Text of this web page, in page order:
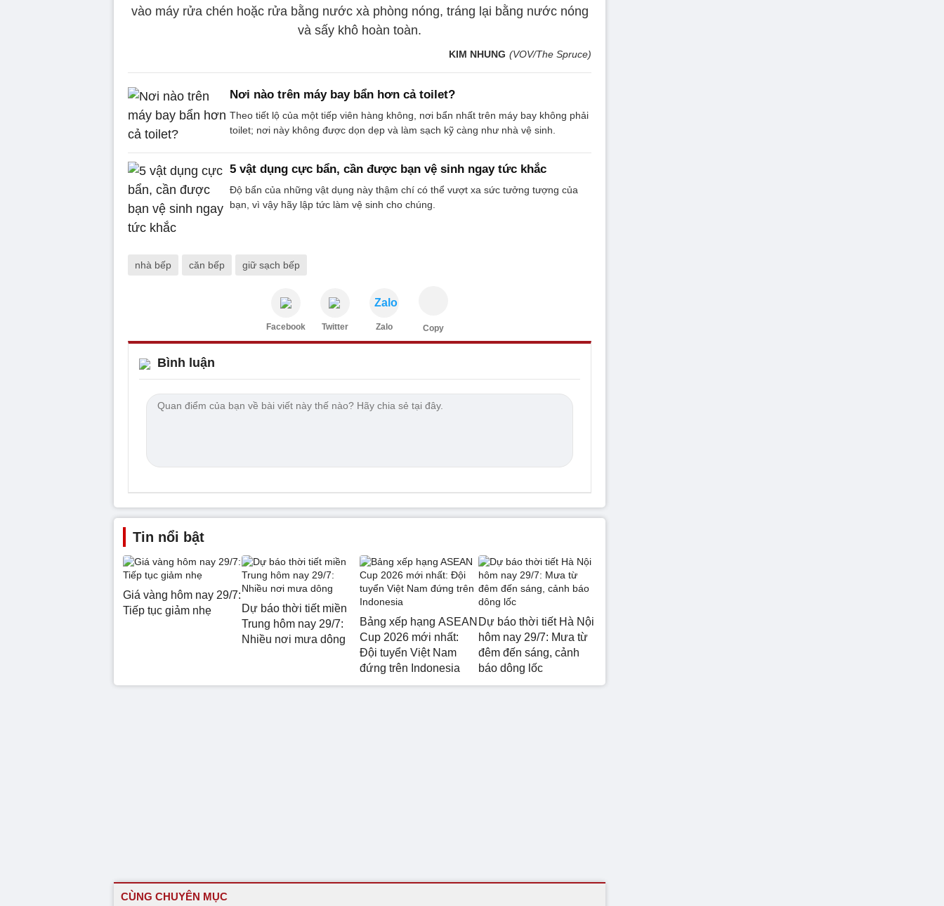
vào máy rửa chén hoặc rửa bằng nước xà phòng nóng, tráng lại bằng nước nóng
và sấy khô hoàn toàn.
KIM NHUNG (VOV/The Spruce)
Nơi nào trên máy bay bẩn hơn cả toilet?
Theo tiết lộ của một tiếp viên hàng không, nơi bẩn nhất trên máy bay không phải
toilet; nơi này không được dọn dẹp và làm sạch kỹ càng như nhà vệ sinh.
5 vật dụng cực bẩn, cần được bạn vệ sinh ngay tức khắc
Độ bẩn của những vật dụng này thậm chí có thể vượt xa sức tưởng tượng của
bạn, vì vậy hãy lập tức làm vệ sinh cho chúng.
nhà bếp căn bếp giữ sạch bếp
Facebook Twitter
Zalo
Zalo Copy
Bình luận
Tin nổi bật
Giá vàng hôm nay 29/7:
Tiếp tục giảm nhẹ
Dự báo thời tiết miền
Trung hôm nay 29/7:
Nhiều nơi mưa dông
Bảng xếp hạng ASEAN
Cup 2026 mới nhất:
Đội tuyển Việt Nam
đứng trên Indonesia
Dự báo thời tiết Hà Nội
hôm nay 29/7: Mưa từ
đêm đến sáng, cảnh
báo dông lốc
CÙNG CHUYÊN MỤC